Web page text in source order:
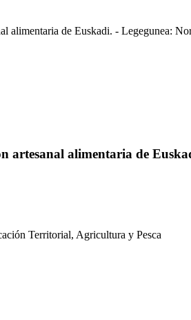
de Euskadi. - Legegunea:
artesanal alimentaria de
Territorial, Agricultura y Pesca